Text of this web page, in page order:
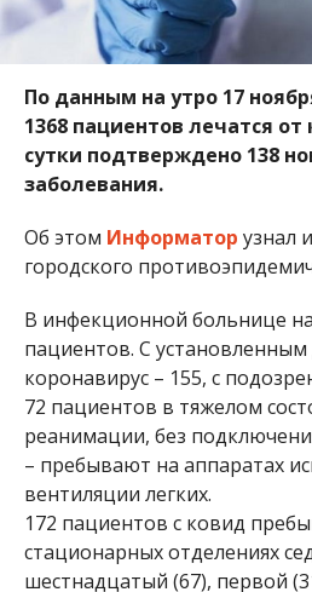
По данным на утро 17
1368 пациентов лечатся от
сутки подтверждено 138
заболевания.
Об этом Информатор узнал
городского
В инфекционной больнице
пациентов. С
коронавирус – 155, с
72 пациентов в тяжелом
реанимации, без
– пребывают на аппаратах
вентиляции легких.
172 пациентов с ковид
стационарных отделениях
шестнадцатый (67), первой